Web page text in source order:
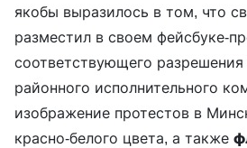
якобы выразилось в том, что
разместил в своем фейсбуке-
соответствующего
районного исполнительного
изображение протестов в
красно-белого цвета, а также